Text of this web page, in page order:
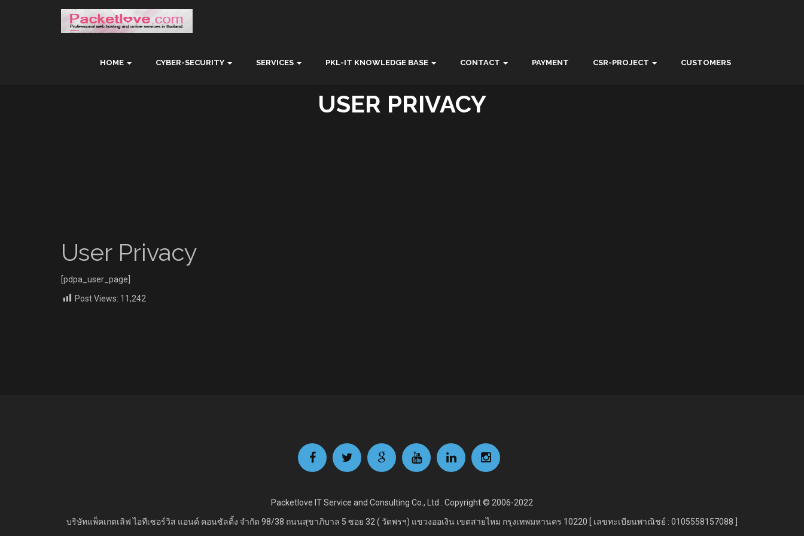
HOME CYBER-SECURITY SERVICES PKL-IT KNOWLEDGE BASE CONTACT PAYMENT CSR-PROJECT CUSTOMERS
USER PRIVACY
User Privacy
[pdpa_user_page]
Post Views: 11,242
Packetlove IT Service and Consulting Co., Ltd . Copyright © 2006-2022
บริษัทแพ็คเกตเลิฟ ไอทีเซอร์วิส แอนด์ คอนซัลติ้ง จำกัด 98/38 ถนนสุขาภิบาล 5 ซอย 32 ( วัดพรฯ) แขวงออเงิน เขตสายไหม กรุงเทพมหานคร 10220 [ เลขทะเบียนพาณิชย์ : 0105558157088 ]